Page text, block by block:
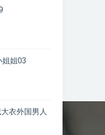
姐姐03
衣外国男人